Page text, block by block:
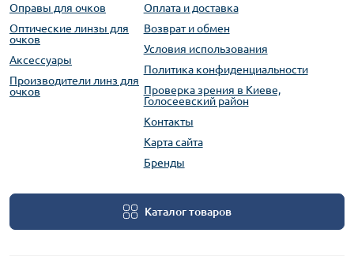
Оправы для очков
Оптические линзы для
очков
Аксессуары
Производители линз для
очков
Оплата и доставка
Возврат и обмен
Условия использования
Политика конфиденциальности
Проверка зрения в Киеве,
Голосеевский район
Контакты
Карта сайта
Бренды
Каталог товаров